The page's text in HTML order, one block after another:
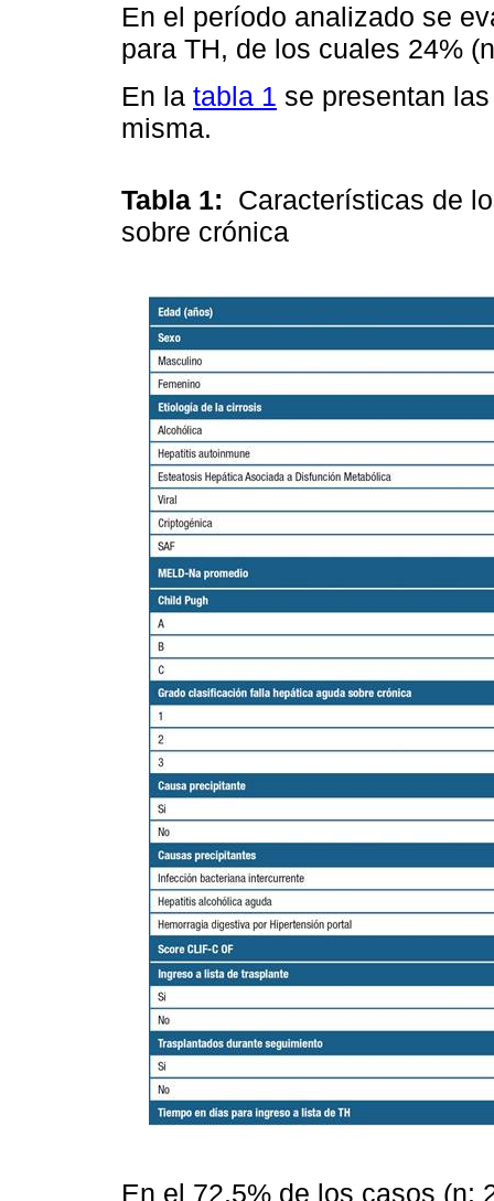
En el período analizado se
para TH, de los cuales 24%
En la tabla 1 se presentan
misma.
Tabla 1: Características de
sobre crónica
En el 72.5% de los casos (n: